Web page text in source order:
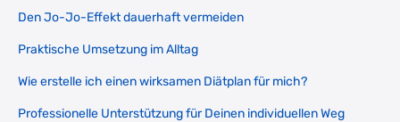
Den Jo-Jo-Effekt dauerhaft vermeiden
Praktische Umsetzung im Alltag
Wie erstelle ich einen wirksamen Diätplan für mich?
Professionelle Unterstützung für Deinen individuellen Weg